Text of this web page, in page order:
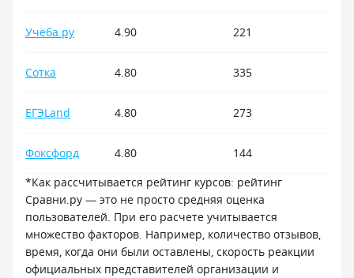
Учёба.ру 4.90 221
Сотка 4.80 335
ЕГЭLand 4.80 273
Фоксфорд 4.80 144
*Как рассчитывается рейтинг курсов: рейтинг
Сравни.ру — это не просто средняя оценка
пользователей. При его расчете учитывается
множество факторов. Например, количество отзывов,
время, когда они были оставлены, скорость реакции
официальных представителей организации и